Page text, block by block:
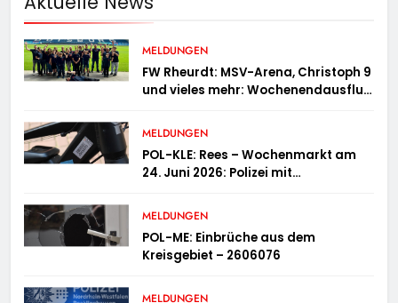
MELDUNGEN
FW Rheurdt: MSV-Arena, Christoph 9
und vieles mehr: Wochenendausflug
MELDUNGEN
POL-KLE: Rees – Wochenmarkt am
24. Juni 2026: Polizei mit
Fahrradcodierung möglich
MELDUNGEN
POL-ME: Einbrüche aus dem
Kreisgebiet – 2606076
MELDUNGEN